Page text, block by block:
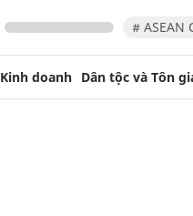
# ASEAN
Kinh doanh Dân tộc và Tôn